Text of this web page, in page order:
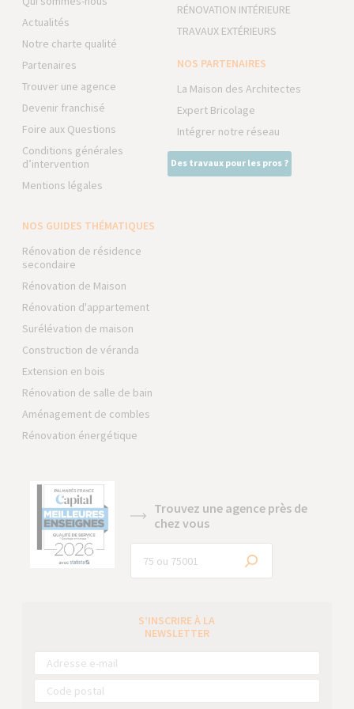
Actualités
Notre charte qualité
Partenaires
Trouver une agence
Devenir franchisé
Foire aux Questions
Conditions générales
d’intervention
Mentions légales
RÉNOVATION INTÉRIEURE
TRAVAUX EXTÉRIEURS
NOS PARTENAIRES
La Maison des Architectes
Expert Bricolage
Intégrer notre réseau
Des travaux pour les pros ?
NOS GUIDES THÉMATIQUES
Rénovation de résidence
secondaire
Rénovation de Maison
Rénovation d'appartement
Surélévation de maison
Construction de véranda
Extension en bois
Rénovation de salle de bain
Aménagement de combles
Rénovation énergétique
Trouvez une agence près de
chez vous
S’INSCRIRE À LA
NEWSLETTER